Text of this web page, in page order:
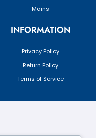
Mains
INFORMATION
Privacy Policy
Return Policy
Terms of Service